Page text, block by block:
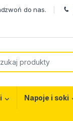
do nas.
Napoje i soki